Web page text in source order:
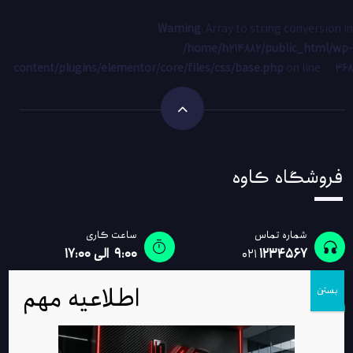
Warning: Array to string conversion in
/home/h214882/public_html/wp-
content/plugins/elementor/core/files/css/base.php on line 368
فروشگاه کاوه
شماره تماس
0211234567
ساعت کاری
۹:۰۰ الی ۱۷:۰۰
اصفهان ، خیابان امام خمینی، جنب بی تامین اجتماعی ساختمان طبقه
اطلاعیه مهم بستن